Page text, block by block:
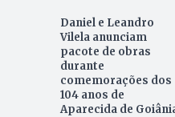
Daniel e Leandro
Vilela anunciam
pacote de obras
durante
comemorações dos
104 anos de
Aparecida de